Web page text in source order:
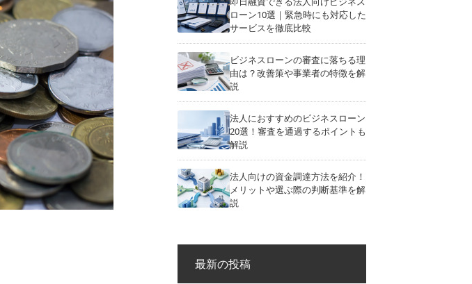
ローン10選｜緊急時にも対応した
サービスを徹底比較
ビジネスローンの審査に落ちる理
由は？改善策や事業者の特徴を解
説
法人におすすめのビジネスローン
20選！審査を通過するポイントも
解説
法人向けの資金調達方法を紹介！
メリットや選ぶ際の判断基準を解
説
最新の投稿